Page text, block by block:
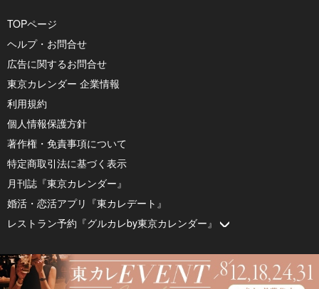
TOPページ
ヘルプ・お問合せ
広告に関するお問合せ
東京カレンダー 企業情報
利用規約
個人情報保護方針
著作権・免責事項について
特定商取引法に基づく表示
月刊誌『東京カレンダー』
婚活・恋活アプリ『東カレデート』
レストラン予約『グルカレby東京カレンダー』